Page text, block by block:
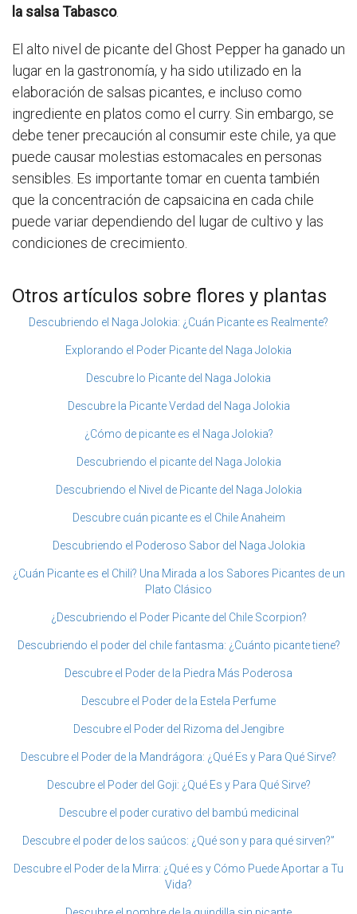
la salsa Tabasco.
El alto nivel de picante del Ghost Pepper ha ganado un
lugar en la gastronomía, y ha sido utilizado en la
elaboración de salsas picantes, e incluso como
ingrediente en platos como el curry. Sin embargo, se
debe tener precaución al consumir este chile, ya que
puede causar molestias estomacales en personas
sensibles. Es importante tomar en cuenta también
que la concentración de capsaicina en cada chile
puede variar dependiendo del lugar de cultivo y las
condiciones de crecimiento.
Otros artículos sobre flores y plantas
Descubriendo el Naga Jolokia: ¿Cuán Picante es Realmente?
Explorando el Poder Picante del Naga Jolokia
Descubre lo Picante del Naga Jolokia
Descubre la Picante Verdad del Naga Jolokia
¿Cómo de picante es el Naga Jolokia?
Descubriendo el picante del Naga Jolokia
Descubriendo el Nivel de Picante del Naga Jolokia
Descubre cuán picante es el Chile Anaheim
Descubriendo el Poderoso Sabor del Naga Jolokia
¿Cuán Picante es el Chili? Una Mirada a los Sabores Picantes de un
Plato Clásico
¿Descubriendo el Poder Picante del Chile Scorpion?
Descubriendo el poder del chile fantasma: ¿Cuánto picante tiene?
Descubre el Poder de la Piedra Más Poderosa
Descubre el Poder de la Estela Perfume
Descubre el Poder del Rizoma del Jengibre
Descubre el Poder de la Mandrágora: ¿Qué Es y Para Qué Sirve?
Descubre el Poder del Goji: ¿Qué Es y Para Qué Sirve?
Descubre el poder curativo del bambú medicinal
Descubre el poder de los saúcos: ¿Qué son y para qué sirven?”
Descubre el Poder de la Mirra: ¿Qué es y Cómo Puede Aportar a Tu
Vida?